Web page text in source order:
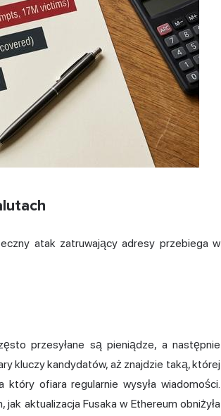
atak zatruwający adresy przebiega w
przesyłane są pieniądze, a następnie
kluczy kandydatów, aż znajdzie taką, której
ofiara regularnie wysyła wiadomości.
aktualizacja Fusaka w Ethereum obniżyła